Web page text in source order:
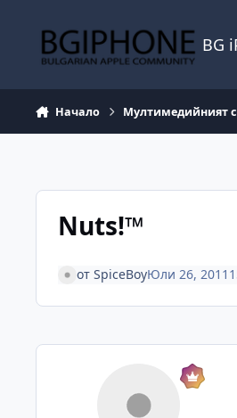
BG
Начало Мултимедийният
Nuts!™
от SpiceBoyЮли 26, 2011